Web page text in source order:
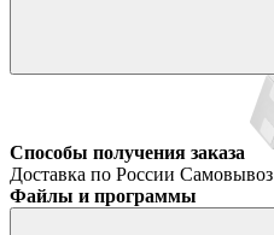
Способы получения заказа
Доставка по России Самовывоз
Файлы и программы